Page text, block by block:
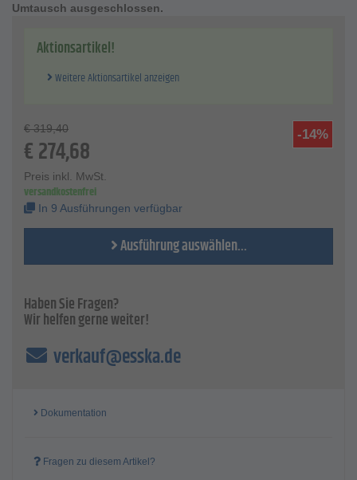
Umtausch ausgeschlossen.
Aktionsartikel!
Weitere Aktionsartikel anzeigen
-14%
€ 319,40
€274,68
Preis inkl. MwSt.
versandkostenfrei
In 9 Ausführungen verfügbar
Ausführung auswählen...
Haben Sie Fragen?
Wir helfen gerne weiter!
verkauf@esska.de
Dokumentation
Fragen zu diesem Artikel?